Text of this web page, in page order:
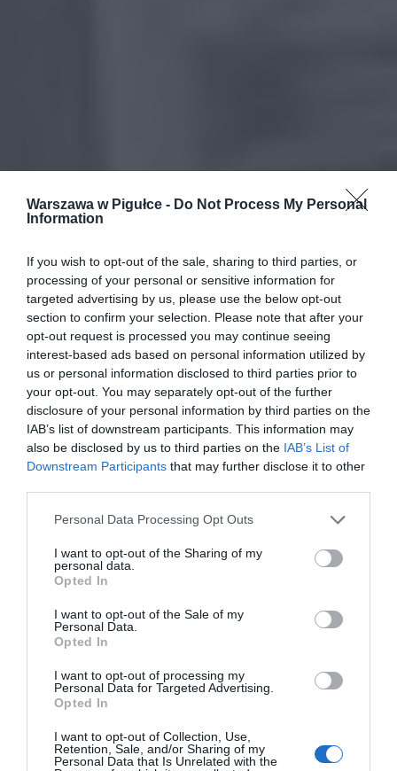
Warszawa w Pigułce - Do Not Process My Personal
Information
If you wish to opt-out of the sale, sharing to third parties, or
processing of your personal or sensitive information for
targeted advertising by us, please use the below opt-out
section to confirm your selection. Please note that after your
opt-out request is processed you may continue seeing
interest-based ads based on personal information utilized by
us or personal information disclosed to third parties prior to
your opt-out. You may separately opt-out of the further
disclosure of your personal information by third parties on the
IAB’s list of downstream participants. This information may
also be disclosed by us to third parties on the IAB’s List of
Downstream Participants that may further disclose it to other
Personal Data Processing Opt Outs
I want to opt-out of the Sharing of my
personal data.
Opted In
I want to opt-out of the Sale of my
Personal Data.
Opted In
I want to opt-out of processing my
Personal Data for Targeted Advertising.
Opted In
I want to opt-out of Collection, Use,
Retention, Sale, and/or Sharing of my
Personal Data that Is Unrelated with the